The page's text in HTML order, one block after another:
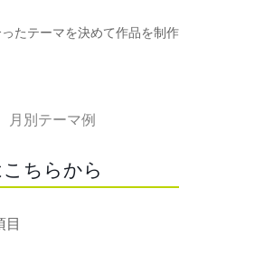
たテーマを決めて作品を制作
月別テーマ例
ちらから
目